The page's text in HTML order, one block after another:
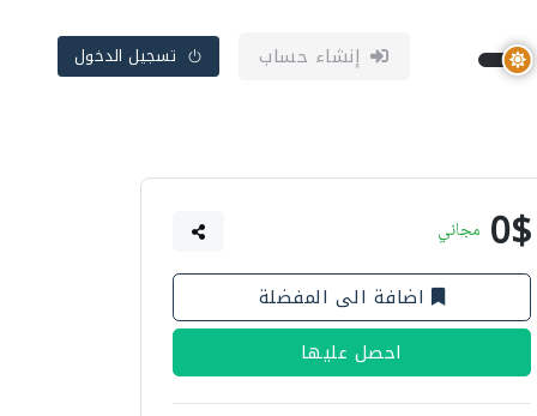
إنشاء حساب تسجيل الدخول
0$ مجاني
اضافة الى المفضلة
احصل عليها